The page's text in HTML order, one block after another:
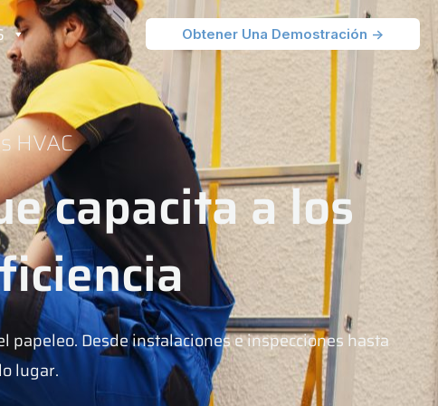
Obtener Una Demostración ->
HVAC
capacita a los
Desde instalaciones e inspecciones hasta
lugar.